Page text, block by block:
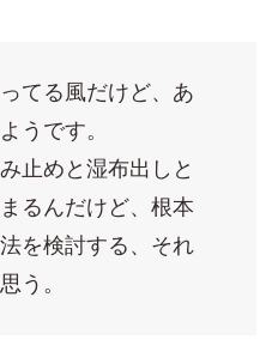
てる風だけど、あ
うです。
止めと湿布出しと
るんだけど、根本
を検討する、それ
う。